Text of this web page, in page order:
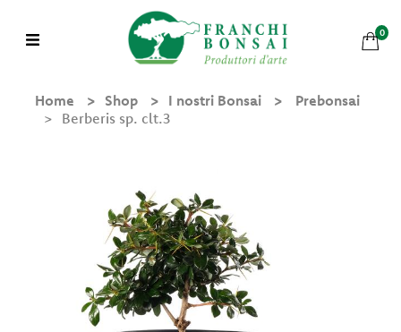
0
Home Shop I nostri Bonsai
Prebonsai
Berberis sp. clt.3